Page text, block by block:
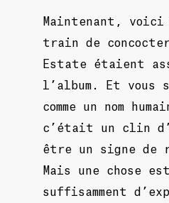
Maintenant,
train de
Estate étaient
l’album. Et vous
comme un nom
c’était un clin
être un signe de
Mais une chose
suffisamment